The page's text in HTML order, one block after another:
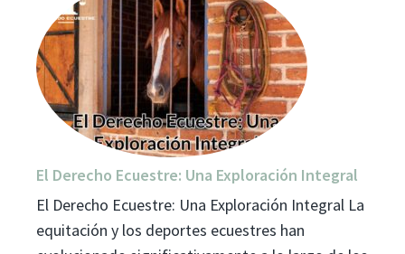
El Derecho Ecuestre: Una Exploración Integral
El Derecho Ecuestre: Una Exploración Integral La
equitación y los deportes ecuestres han